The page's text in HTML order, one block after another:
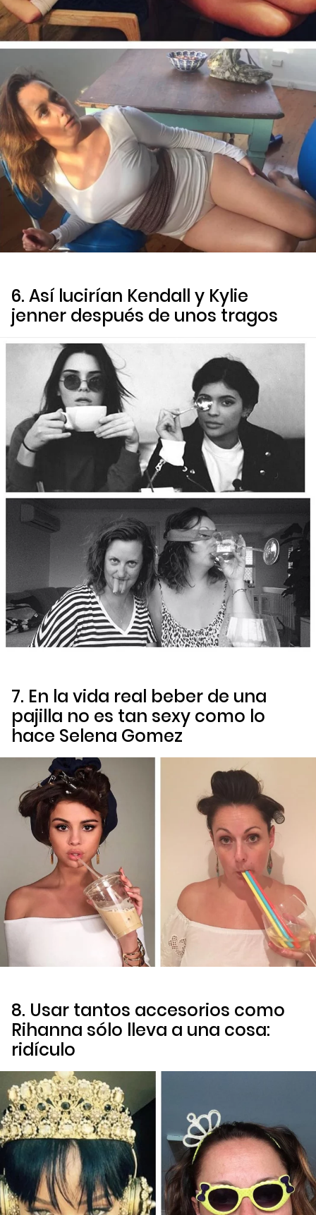
6. Así lucirían Kendall y Kylie
jenner después de unos tragos
7. En la vida real beber de una
pajilla no es tan sexy como lo
hace Selena Gomez
8. Usar tantos accesorios como
Rihanna sólo lleva a una cosa:
ridículo